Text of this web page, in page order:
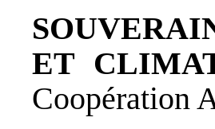
ET
Coopération